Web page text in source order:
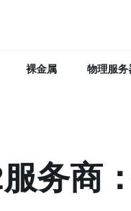
裸金属 物理服务
务商